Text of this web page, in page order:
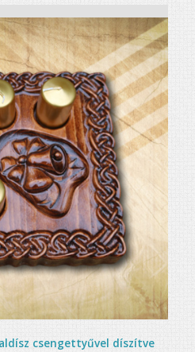
csengettyűvel díszítve